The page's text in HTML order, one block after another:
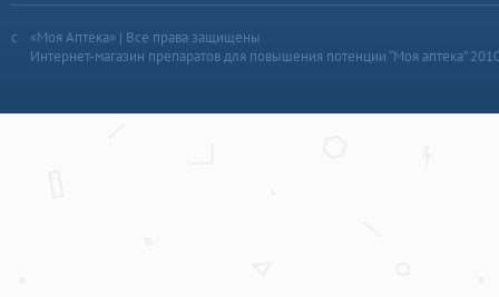
«Моя Аптека» | Все права защищены
Интернет-магазин препаратов для повышения потенции “Моя аптека”